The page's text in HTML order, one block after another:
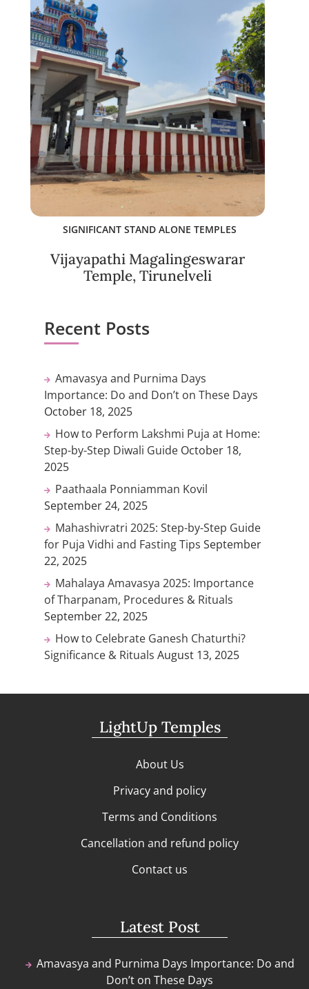
SIGNIFICANT STAND ALONE TEMPLES
Vijayapathi Magalingeswarar
Temple, Tirunelveli
Recent Posts
Amavasya and Purnima Days
Importance: Do and Don’t on These Days
October 18, 2025
How to Perform Lakshmi Puja at Home:
Step-by-Step Diwali Guide October 18,
2025
Paathaala Ponniamman Kovil
September 24, 2025
Mahashivratri 2025: Step-by-Step Guide
for Puja Vidhi and Fasting Tips September
22, 2025
Mahalaya Amavasya 2025: Importance
of Tharpanam, Procedures & Rituals
September 22, 2025
How to Celebrate Ganesh Chaturthi?
Significance & Rituals August 13, 2025
LightUp Temples
About Us
Privacy and policy
Terms and Conditions
Cancellation and refund policy
Contact us
Latest Post
Amavasya and Purnima Days Importance: Do and
Don’t on These Days